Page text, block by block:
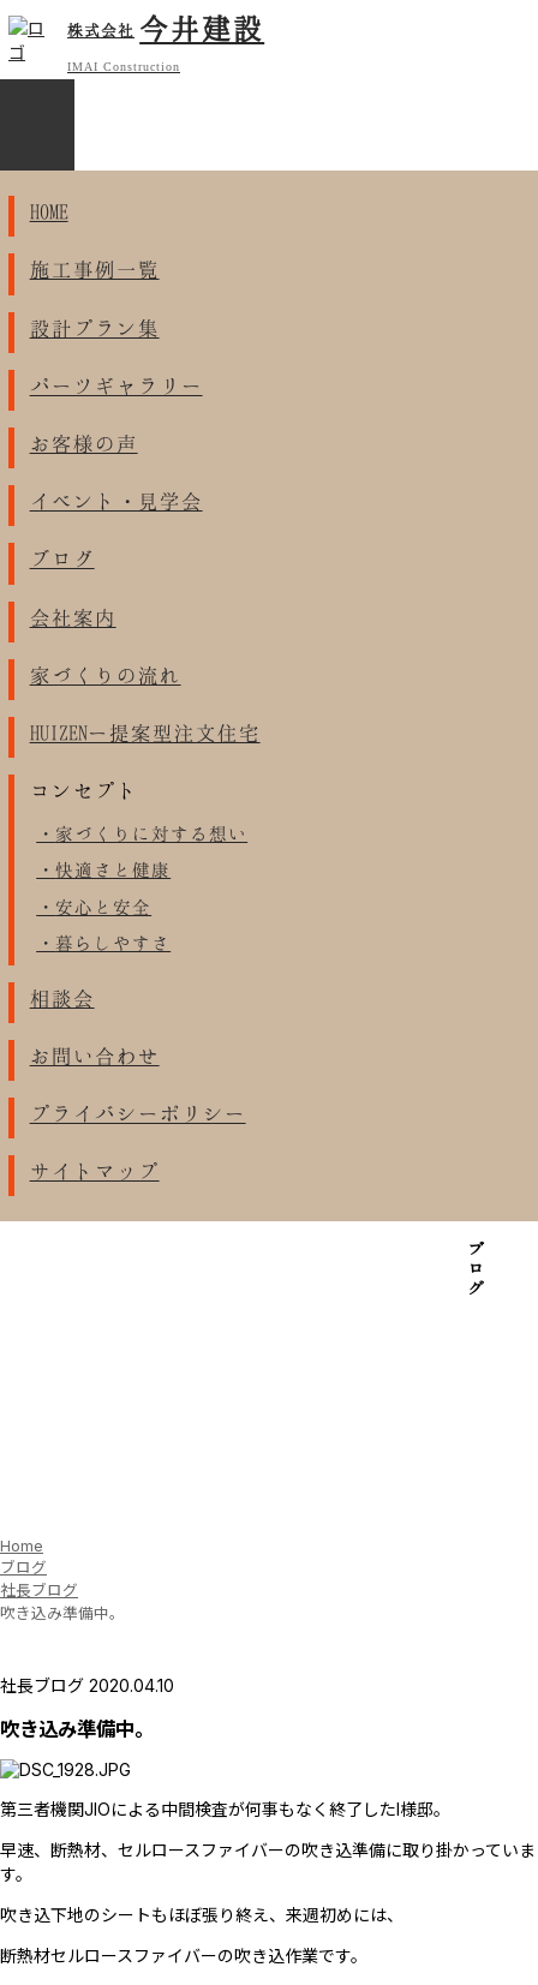
株式会社 今井建設
IMAI Construction
HOME
施工事例一覧
設計プラン集
パーツギャラリー
お客様の声
イベント・見学会
ブログ
会社案内
家づくりの流れ
HUIZENー提案型注文住宅
コンセプト
家づくりに対する想い
快適さと健康
安心と安全
暮らしやすさ
相談会
お問い合わせ
プライバシーポリシー
サイトマップ
ブログ
Home
ブログ
社長ブログ
吹き込み準備中。
社長ブログ 2020.04.10
吹き込み準備中。
第三者機関JIOによる中間検査が何事もなく終了したI様邸。
早速、断熱材、セルロースファイバーの吹き込準備に取り掛かっていま
す。
吹き込下地のシートもほぼ張り終え、来週初めには、
断熱材セルロースファイバーの吹き込作業です。